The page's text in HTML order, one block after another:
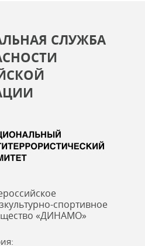
СЛУЖБА
спортивное
«ДИНАМО»